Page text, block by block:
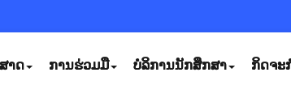
າດ ການຮ່ວມມື ບໍລິການນັກສຶກສາ ກິດຈະ